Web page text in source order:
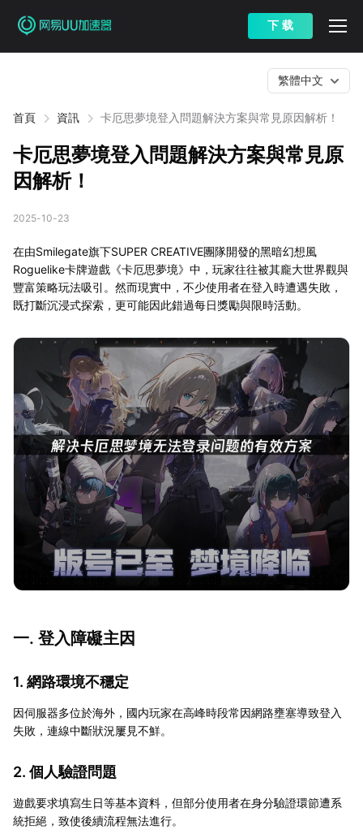
下 载
首頁 資訊 卡厄思夢境登入問題解決方案與常見原因解析！
繁體中文
卡厄思夢境登入問題解決方案與常見原
因解析！
2025-10-23
在由Smilegate旗下SUPER CREATIVE團隊開發的黑暗幻想風
Roguelike卡牌遊戲《卡厄思夢境》中，玩家往往被其龐大世界觀與
豐富策略玩法吸引。然而現實中，不少使用者在登入時遭遇失敗，
既打斷沉浸式探索，更可能因此錯過每日獎勵與限時活動。
一. 登入障礙主因
1. 網路環境不穩定
因伺服器多位於海外，國内玩家在高峰時段常因網路壅塞導致登入
失敗，連線中斷狀況屢見不鮮。
2. 個人驗證問題
遊戲要求填寫生日等基本資料，但部分使用者在身分驗證環節遭系
統拒絕，致使後續流程無法進行。